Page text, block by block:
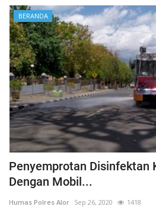
di lakukan
BERANDA
Polres Alor
Bunga
Humas Polres Alor Nop 10,